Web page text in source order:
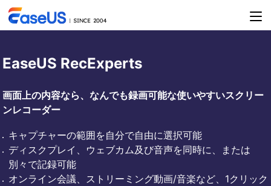
EaseUS RecExperts
画面上の内容なら、なんでも録画可能な使いやすいスクリー
ンレコーダー
キャプチャーの範囲を自分で自由に選択可能
ディスクプレイ、ウェブカム及び音声を同時に、または
別々で記録可能
オンライン会議、ストリーミング動画/音楽など、1クリック